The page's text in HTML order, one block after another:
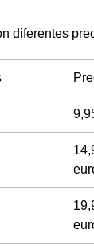
diferentes